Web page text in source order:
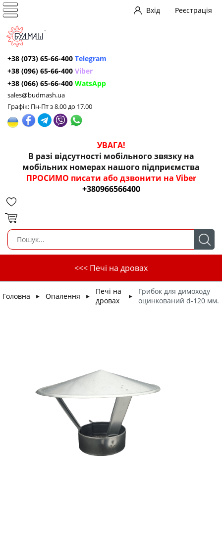
Вхід Реєстрація
+38 (073) 65-66-400 Telegram
+38 (096) 65-66-400 Viber
+38 (066) 65-66-400 WatsApp
sales@budmash.ua
Графік: Пн-Пт з 8.00 до 17.00
УВАГА!
В разі відсутності мобільного звязку на
мобільних номерах нашого підприємства
ПРОСИМО писати або дзвонити на Viber
+380966566400
<<< Печі на дровах
Головна ► Опалення ►
Печі на
дровах
►
Грибок для димоходу
оцинкований d-120 мм.